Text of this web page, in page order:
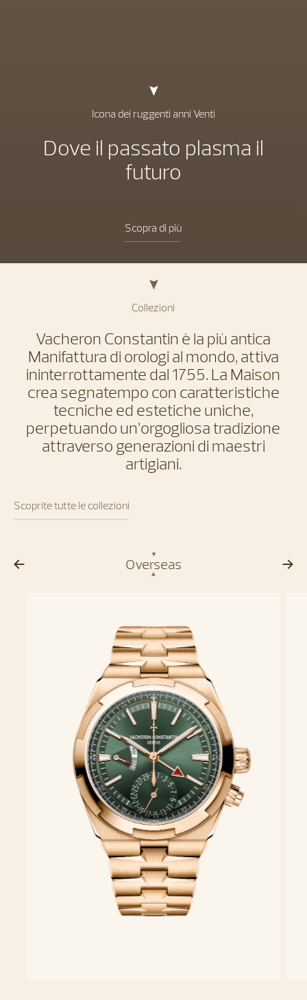
Icona dei ruggenti anni Venti
Dove il passato plasma il
futuro
Scopra di più
Collezioni
Vacheron Constantin è la più antica
Manifattura di orologi al mondo, attiva
ininterrottamente dal 1755. La Maison
crea segnatempo con caratteristiche
tecniche ed estetiche uniche,
perpetuando un’orgogliosa tradizione
attraverso generazioni di maestri
artigiani.
Scoprite tutte le collezioni
Overseas